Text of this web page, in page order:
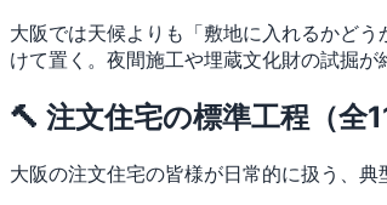
大阪では天候よりも「敷地に入れるかど
けて置く。夜間施工や埋蔵文化財の試掘
🔨 注文住宅の標準工程（全
大阪の注文住宅の皆様が日常的に扱う、